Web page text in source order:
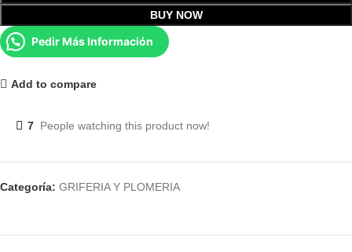
BUY NOW
Pedir Más Información
Add to compare
7 People watching this product now!
Categoría: GRIFERIA Y PLOMERIA